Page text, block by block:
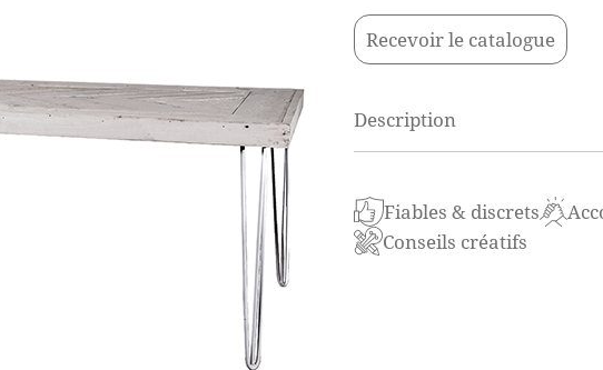
Recevoir le catalogue
Description
La table « Dehaan » est un
souhaitent apporter à la
événements. Ce meuble se
Fiables & discrets
Conseils créatifs